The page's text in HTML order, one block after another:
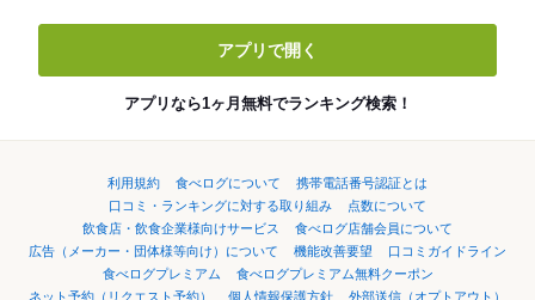
アプリで開く
アプリなら1ヶ月無料でランキング検索！
利用規約 食べログについて
携帯電話番号認証とは
口コミ・ランキングに対する取り組み
点数について
飲食店・飲食企業様向けサービス
食べログ店舗会員について
広告（メーカー・団体様等向け）について
機能改善要望
口コミガイドライン
食べログプレミアム
食べログプレミアム無料クーポン
ネット予約（リクエスト予約）
個人情報保護方針 外部送信（オプトアウト）